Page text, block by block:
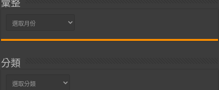
彙整
彙
分類
分